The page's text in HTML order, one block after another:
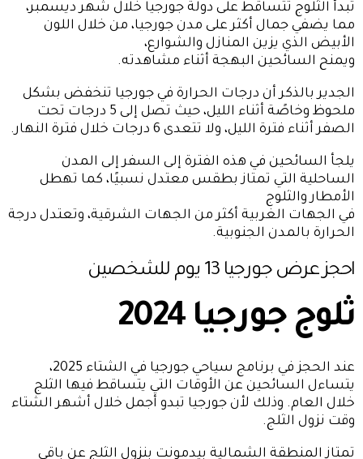
تبدأ الثلوج تتساقط على دولة جورجيا خلال شهر ديسمبر،
مما يضفي جمال أكثر على مدن جورجيا، من خلال اللون
الأبيض الذي يزين المنازل والشوارع،
ويمنح السائحين البهجة أثناء مشاهدته.
الجدير بالذكر أن درجات الحرارة في جورجيا تنخفض بشكل
ملحوظ وخاصًة أثناء الليل، حيث تصل إلى 5 درجات تحت
الصفر أثناء فترة الليل، ولا تتعدى 6 درجات خلال فترة النهار.
يلجأ السائحين في هذه الفترة إلى السفر إلى المدن
الساحلية التي تمتاز بطقس معتدل نسبيًا، كما تهطل
الأمطار والثلوج
في الجهات الغربية أكثر من الجهات الشرقية، وتعتدل درجة
الحرارة بالمدن الجنوبية.
احجزعرض جورجيا 13 يوم للشخصين
ثلوج جورجيا 2024
عند الحجز في برنامج سياحي جورجيا في الشتاء 2025،
يتساءل السائحين عن الأوقات التي يتساقط فيها الثلج
خلال العام. وذلك لأن جورجيا تبدو أجمل خلال أشهر الشتاء
وقت نزول الثلج.
تمتاز المنطقة الشمالية بيدمونت بنزول الثلج عن باقي